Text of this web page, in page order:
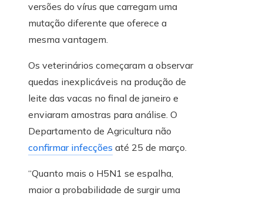
versões do vírus que carregam uma
mutação diferente que oferece a
mesma vantagem.
Os veterinários começaram a observar
quedas inexplicáveis ​​na produção de
leite das vacas no final de janeiro e
enviaram amostras para análise. O
Departamento de Agricultura não
confirmar infecções até 25 de março.
“Quanto mais o H5N1 se espalha,
maior a probabilidade de surgir uma